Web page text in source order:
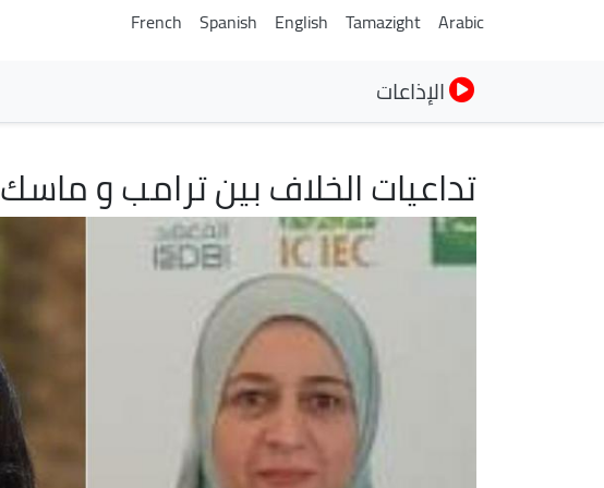
Arabic
Tamazight
English
Spanish
French
الإذاعات
تداعيات الخلاف بين ترامب و ماسك
الصورة